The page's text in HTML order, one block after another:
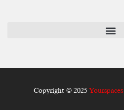
Copyright © 2025 Yourspaces